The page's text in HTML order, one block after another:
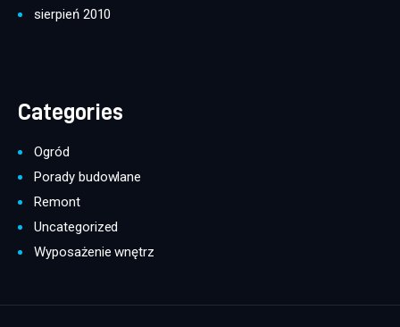
sierpień 2010
Categories
Ogród
Porady budowlane
Remont
Uncategorized
Wyposażenie wnętrz